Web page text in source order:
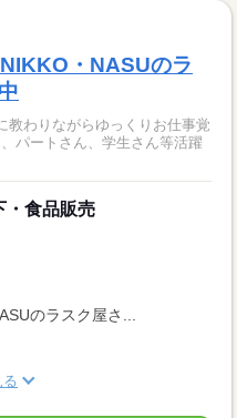
・NASUのラ
教わりながらゆっくりお仕事覚
パートさん、学生さん等活躍
・食品販売
のラスク屋さ...
る